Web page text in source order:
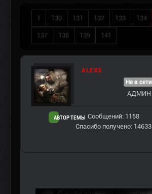
1 130 131 132 133 134
137 138 139 141
ALEXS
АВТОР ТЕМЫ
Не в сети
АДМИН
Сообщений: 1158
Спасибо получено: 14633